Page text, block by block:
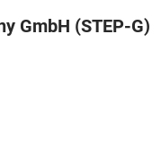
GmbH (STEP-G)